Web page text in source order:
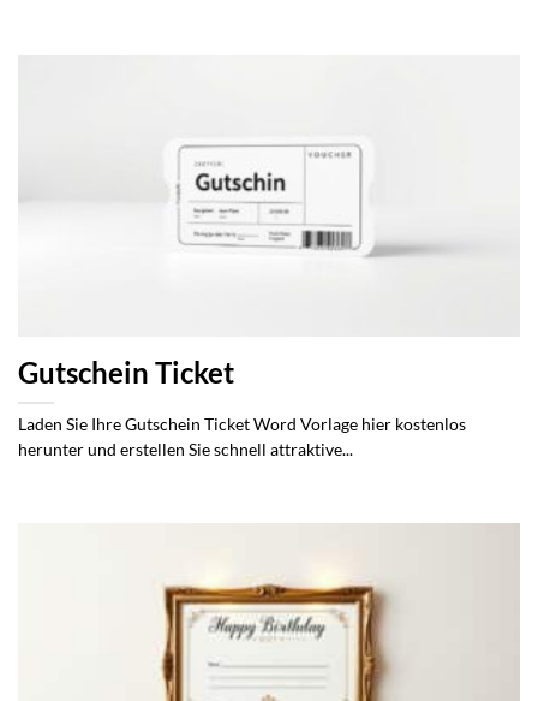
Gutschein Ticket
Laden Sie Ihre Gutschein Ticket Word Vorlage hier kostenlos
herunter und erstellen Sie schnell attraktive...